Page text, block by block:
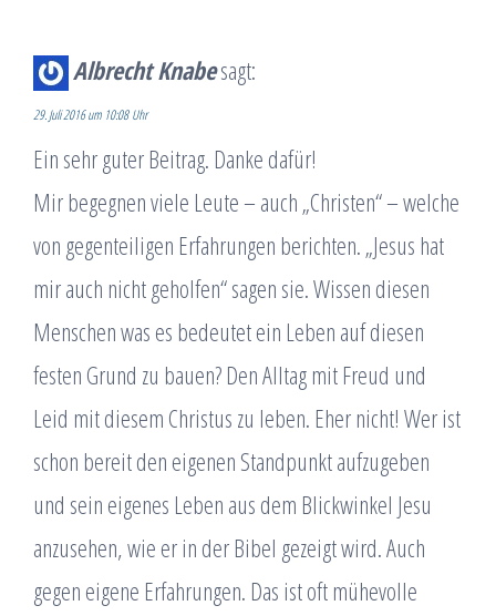
Albrecht Knabesagt:
29. Juli 2016 um 10:08 Uhr
Ein sehr guter Beitrag. Danke dafür!
Mir begegnen viele Leute – auch „Christen“ – welche
von gegenteiligen Erfahrungen berichten. „Jesus hat
mir auch nicht geholfen“ sagen sie. Wissen diesen
Menschen was es bedeutet ein Leben auf diesen
festen Grund zu bauen? Den Alltag mit Freud und
Leid mit diesem Christus zu leben. Eher nicht! Wer ist
schon bereit den eigenen Standpunkt aufzugeben
und sein eigenes Leben aus dem Blickwinkel Jesu
anzusehen, wie er in der Bibel gezeigt wird. Auch
gegen eigene Erfahrungen. Das ist oft mühevolle